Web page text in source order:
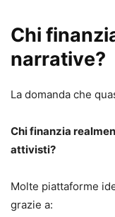
Chi
narrative?
La domanda che
Chi finanzia
attivisti?
Molte piattaforme
grazie a: